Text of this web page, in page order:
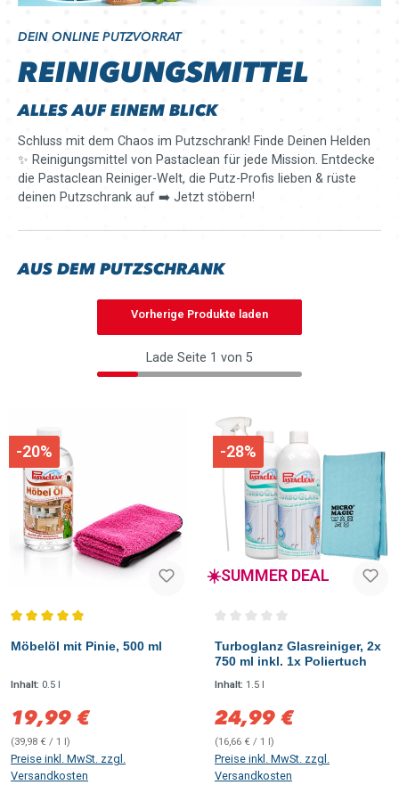
DEIN ONLINE PUTZVORRAT
REINIGUNGSMITTEL
ALLES AUF EINEM BLICK
Schluss mit dem Chaos im Putzschrank! Finde Deinen Helden
✨ Reinigungsmittel von Pastaclean für jede Mission. Entdecke
die Pastaclean Reiniger-Welt, die Putz-Profis lieben & rüste
deinen Putzschrank auf ➡️ Jetzt stöbern!
AUS DEM PUTZSCHRANK
Vorherige Produkte laden
Lade Seite 1 von 5
-20%
Möbelöl mit Pinie, 500 ml
Inhalt: 0.5 l
Verkaufspreis:
19,99 €
(39,98 € / 1 l)
Preise inkl. MwSt. zzgl.
Versandkosten
-28%
☀️SUMMER DEAL
Turboglanz Glasreiniger, 2x
750 ml inkl. 1x Poliertuch
Inhalt: 1.5 l
Verkaufspreis:
24,99 €
(16,66 € / 1 l)
Preise inkl. MwSt. zzgl.
Versandkosten